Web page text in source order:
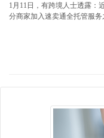
1月11日，有跨境人士透露：
分商家加入速卖通全托管服务